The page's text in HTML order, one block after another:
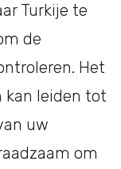
Turkije te
de
Het
kan leiden tot
uw
om